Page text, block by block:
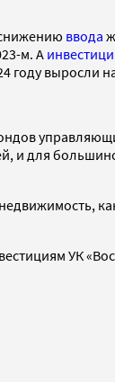
ввода
м. А
году выросли
и для
УК